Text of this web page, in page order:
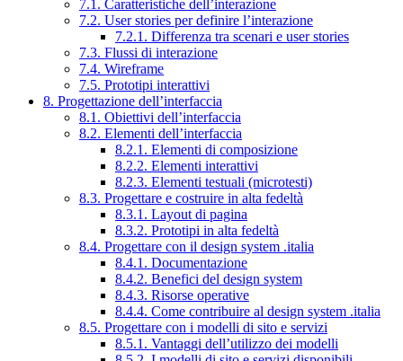
7.1. Caratteristiche dell’interazione
7.2. User stories per definire l’interazione
7.2.1. Differenza tra scenari e user stories
7.3. Flussi di interazione
7.4. Wireframe
7.5. Prototipi interattivi
8. Progettazione dell’interfaccia
8.1. Obiettivi dell’interfaccia
8.2. Elementi dell’interfaccia
8.2.1. Elementi di composizione
8.2.2. Elementi interattivi
8.2.3. Elementi testuali (microtesti)
8.3. Progettare e costruire in alta fedeltà
8.3.1. Layout di pagina
8.3.2. Prototipi in alta fedeltà
8.4. Progettare con il design system .italia
8.4.1. Documentazione
8.4.2. Benefici del design system
8.4.3. Risorse operative
8.4.4. Come contribuire al design system .italia
8.5. Progettare con i modelli di sito e servizi
8.5.1. Vantaggi dell’utilizzo dei modelli